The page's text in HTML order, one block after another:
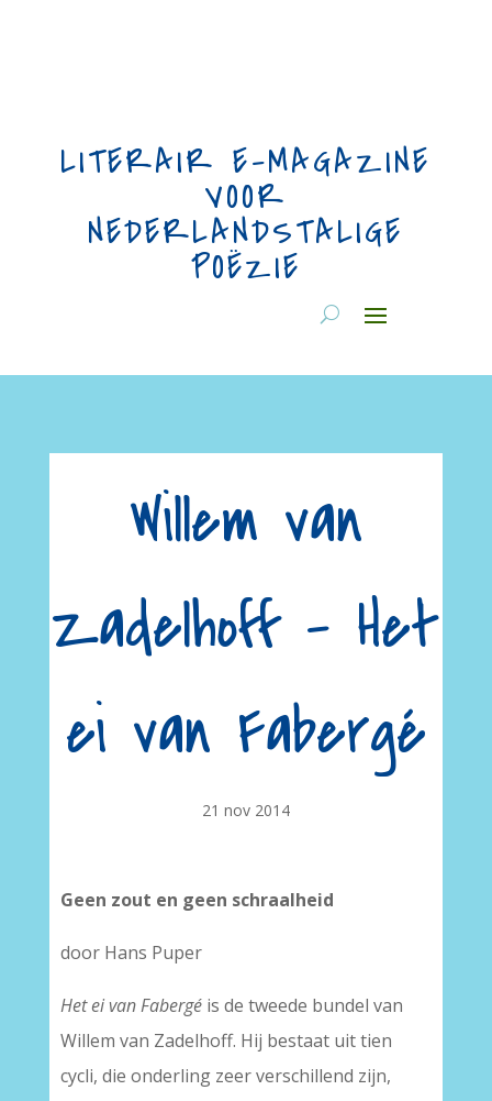
LITERAIR E-MAGAZINE
VOOR
NEDERLANDSTALIGE
POËZIE
Willem van
Zadelhoff – Het
ei van Fabergé
21 nov 2014
Geen zout en geen schraalheid
door Hans Puper
Het ei van Fabergéis de tweede bundel van
Willem van Zadelhoff. Hij bestaat uit tien
cycli, die onderling zeer verschillend zijn,